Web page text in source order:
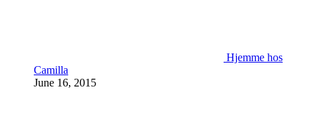
Hjemme hos
Camilla
June 16, 2015